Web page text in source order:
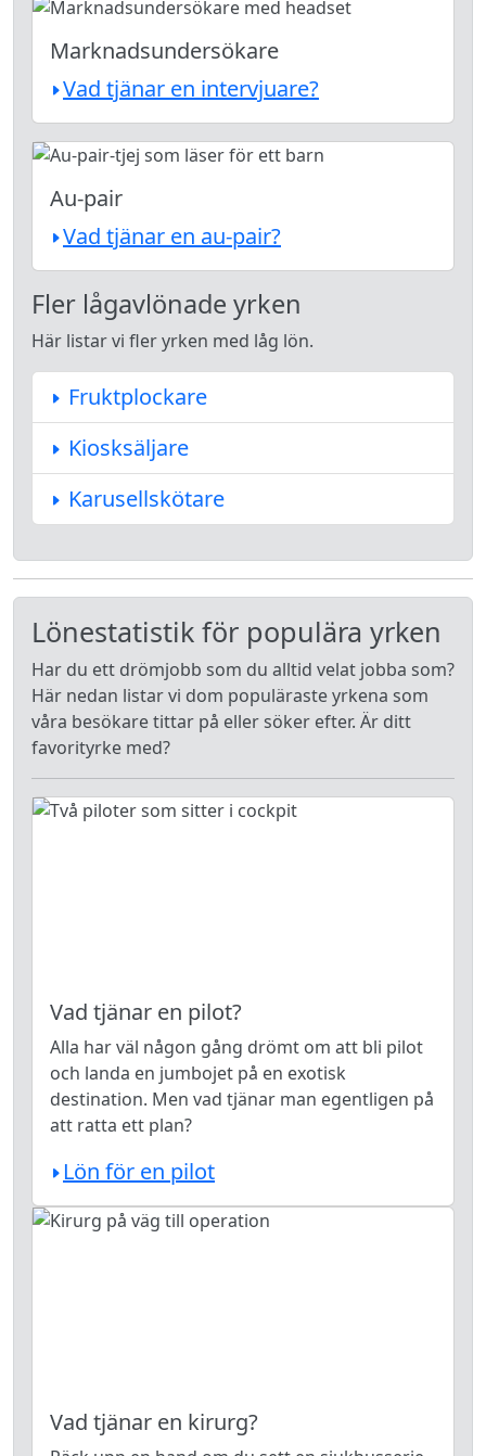
Marknadsundersökare
Vad tjänar en intervjuare?
Au-pair
Vad tjänar en au-pair?
Fler lågavlönade yrken
Här listar vi fler yrken med låg lön.
Fruktplockare
Kiosksäljare
Karusellskötare
Lönestatistik för populära yrken
Har du ett drömjobb som du alltid velat jobba som?
Här nedan listar vi dom populäraste yrkena som
våra besökare tittar på eller söker efter. Är ditt
favorityrke med?
Vad tjänar en pilot?
Alla har väl någon gång drömt om att bli pilot
och landa en jumbojet på en exotisk
destination. Men vad tjänar man egentligen på
att ratta ett plan?
Lön för en pilot
Vad tjänar en kirurg?